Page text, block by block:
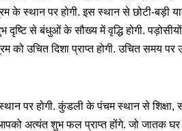
के स्थान पर होगी. इस स्थान से छोटी-बड़ी
दृष्टि से बंधुओं के सौख्य में वृद्धि होगी.
को उचित दिशा प्राप्त होगी. उचित समय
पर होगी. कुंडली के पंचम स्थान से
अत्यंत शुभ फल प्राप्त होंगे. जो जातक